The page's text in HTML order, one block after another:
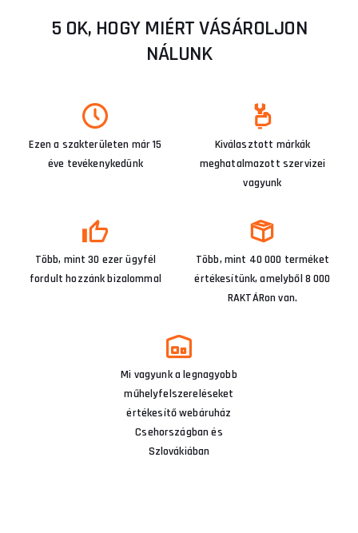
5 OK, HOGY MIÉRT VÁSÁROLJON
NÁLUNK
Ezen a szakterületen már 15
éve tevékenykedünk
Kiválasztott márkák
meghatalmazott szervizei
vagyunk
Több, mint 30 ezer ügyfél
fordult hozzánk bizalommal
Több, mint 40 000 terméket
értékesítünk, amelyből 8 000
RAKTÁRon van.
Mi vagyunk a legnagyobb
műhelyfelszereléseket
értékesítő webáruház
Csehországban és
Szlovákiában